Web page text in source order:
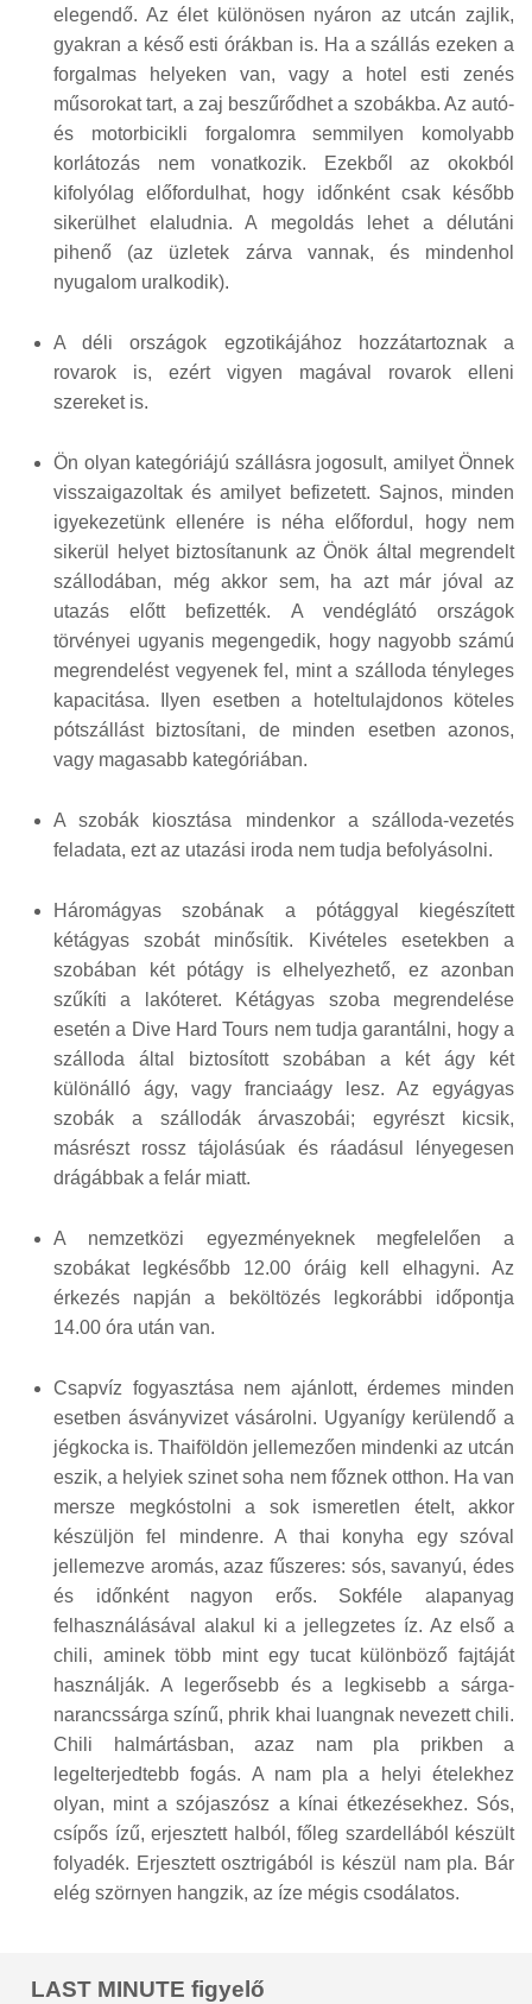
elegendő. Az élet különösen nyáron az utcán zajlik,
gyakran a késő esti órákban is. Ha a szállás ezeken a
forgalmas helyeken van, vagy a hotel esti zenés
műsorokat tart, a zaj beszűrődhet a szobákba. Az autó-
és motorbicikli forgalomra semmilyen komolyabb
korlátozás nem vonatkozik. Ezekből az okokból
kifolyólag előfordulhat, hogy időnként csak később
sikerülhet elaludnia. A megoldás lehet a délutáni
pihenő (az üzletek zárva vannak, és mindenhol
nyugalom uralkodik).
A déli országok egzotikájához hozzátartoznak a
rovarok is, ezért vigyen magával rovarok elleni
szereket is.
Ön olyan kategóriájú szállásra jogosult, amilyet Önnek
visszaigazoltak és amilyet befizetett. Sajnos, minden
igyekezetünk ellenére is néha előfordul, hogy nem
sikerül helyet biztosítanunk az Önök által megrendelt
szállodában, még akkor sem, ha azt már jóval az
utazás előtt befizették. A vendéglátó országok
törvényei ugyanis megengedik, hogy nagyobb számú
megrendelést vegyenek fel, mint a szálloda tényleges
kapacitása. Ilyen esetben a hoteltulajdonos köteles
pótszállást biztosítani, de minden esetben azonos,
vagy magasabb kategóriában.
A szobák kiosztása mindenkor a szálloda-vezetés
feladata, ezt az utazási iroda nem tudja befolyásolni.
Háromágyas szobának a pótággyal kiegészített
kétágyas szobát minősítik. Kivételes esetekben a
szobában két pótágy is elhelyezhető, ez azonban
szűkíti a lakóteret. Kétágyas szoba megrendelése
esetén a Dive Hard Tours nem tudja garantálni, hogy a
szálloda által biztosított szobában a két ágy két
különálló ágy, vagy franciaágy lesz. Az egyágyas
szobák a szállodák árvaszobái; egyrészt kicsik,
másrészt rossz tájolásúak és ráadásul lényegesen
drágábbak a felár miatt.
A nemzetközi egyezményeknek megfelelően a
szobákat legkésőbb 12.00 óráig kell elhagyni. Az
érkezés napján a beköltözés legkorábbi időpontja
14.00 óra után van.
Csapvíz fogyasztása nem ajánlott, érdemes minden
esetben ásványvizet vásárolni. Ugyanígy kerülendő a
jégkocka is. Thaiföldön jellemezően mindenki az utcán
eszik, a helyiek szinet soha nem főznek otthon. Ha van
mersze megkóstolni a sok ismeretlen ételt, akkor
készüljön fel mindenre. A thai konyha egy szóval
jellemezve aromás, azaz fűszeres: sós, savanyú, édes
és időnként nagyon erős. Sokféle alapanyag
felhasználásával alakul ki a jellegzetes íz. Az első a
chili, aminek több mint egy tucat különböző fajtáját
használják. A legerősebb és a legkisebb a sárga-
narancssárga színű, phrik khai luangnak nevezett chili.
Chili halmártásban, azaz nam pla prikben a
legelterjedtebb fogás. A nam pla a helyi ételekhez
olyan, mint a szójaszósz a kínai étkezésekhez. Sós,
csípős ízű, erjesztett halból, főleg szardellából készült
folyadék. Erjesztett osztrigából is készül nam pla. Bár
elég szörnyen hangzik, az íze mégis csodálatos.
LAST MINUTE figyelő